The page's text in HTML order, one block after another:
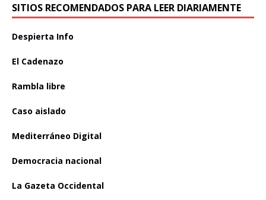
SITIOS RECOMENDADOS PARA LEER DIARIAMENTE
Despierta Info
El Cadenazo
Rambla libre
Caso aislado
Mediterráneo Digital
Democracia nacional
La Gazeta Occidental